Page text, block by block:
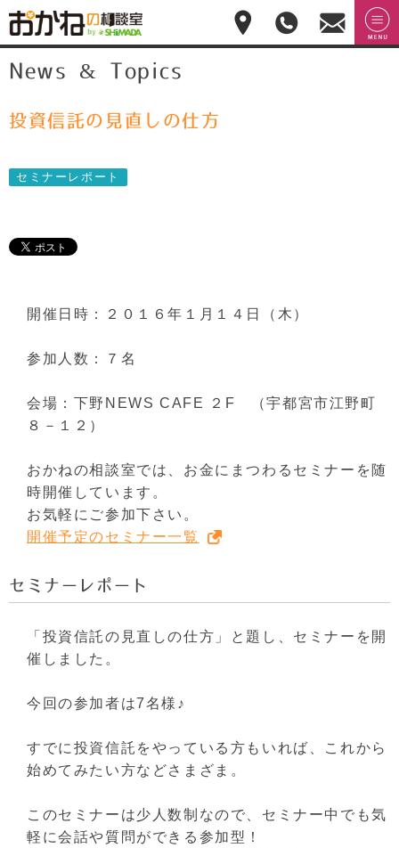
おかねの相談室 by
嶋田商事
News & Topics
投資信託の見直しの仕方
セミナーレポート
開催日時：２０１６年１月１４日（木）
参加人数：７名
会場：下野NEWS CAFE ２F （宇都宮市江野町
８－１２）
おかねの相談室では、お金にまつわるセミナーを随
時開催しています。
お気軽にご参加下さい。
開催予定のセミナー一覧
セミナーレポート
「投資信託の見直しの仕方」と題し、セミナーを開
催しました。
今回の参加者は7名様♪
すでに投資信託をやっている方もいれば、これから
始めてみたい方などさまざま。
このセミナーは少人数制なので、セミナー中でも気
軽に会話や質問ができる参加型！